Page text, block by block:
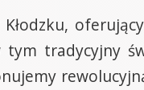
tradycyjny